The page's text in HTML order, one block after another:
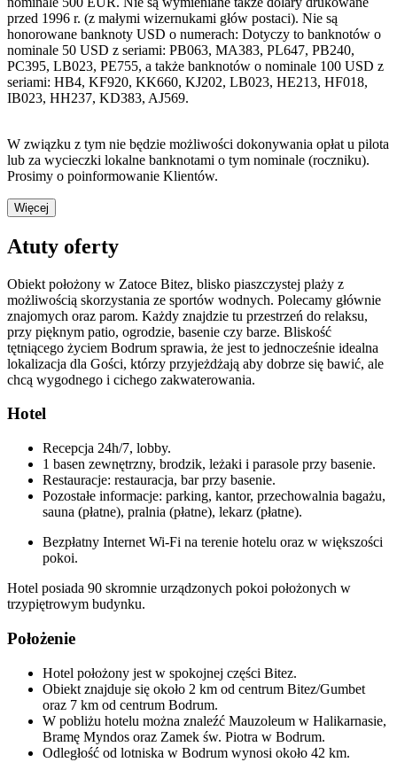
przed 1996 r. (z małymi wizernukami głów postaci). Nie są
honorowane banknoty USD o numerach: Dotyczy to banknotów o
nominale 50 USD z seriami: PB063, MA383, PL647, PB240,
PC395, LB023, PE755, a także banknotów o nominale 100 USD z
seriami: HB4, KF920, KK660, KJ202, LB023, HE213, HF018,
IB023, HH237, KD383, AJ569.
W związku z tym nie będzie możliwości dokonywania opłat u pilota
lub za wycieczki lokalne banknotami o tym nominale (roczniku).
Prosimy o poinformowanie Klientów.
Więcej
Atuty oferty
Obiekt położony w Zatoce Bitez, blisko piaszczystej plaży z
możliwością skorzystania ze sportów wodnych. Polecamy głównie
znajomych oraz parom. Każdy znajdzie tu przestrzeń do relaksu,
przy pięknym patio, ogrodzie, basenie czy barze. Bliskość
tętniącego życiem Bodrum sprawia, że jest to jednocześnie idealna
lokalizacja dla Gości, którzy przyjeżdżają aby dobrze się bawić, ale
chcą wygodnego i cichego zakwaterowania.
Hotel
Recepcja 24h/7, lobby.
1 basen zewnętrzny, brodzik, leżaki i parasole przy basenie.
Restauracje: restauracja, bar przy basenie.
Pozostałe informacje: parking, kantor, przechowalnia bagażu,
sauna (płatne), pralnia (płatne), lekarz (płatne).
Bezpłatny Internet Wi-Fi na terenie hotelu oraz w większości
pokoi.
Hotel posiada 90 skromnie urządzonych pokoi położonych w
trzypiętrowym budynku.
Położenie
Hotel położony jest w spokojnej części Bitez.
Obiekt znajduje się około 2 km od centrum Bitez/Gumbet
oraz 7 km od centrum Bodrum.
W pobliżu hotelu można znaleźć Mauzoleum w Halikarnasie,
Bramę Myndos oraz Zamek św. Piotra w Bodrum.
Odległość od lotniska w Bodrum wynosi około 42 km.